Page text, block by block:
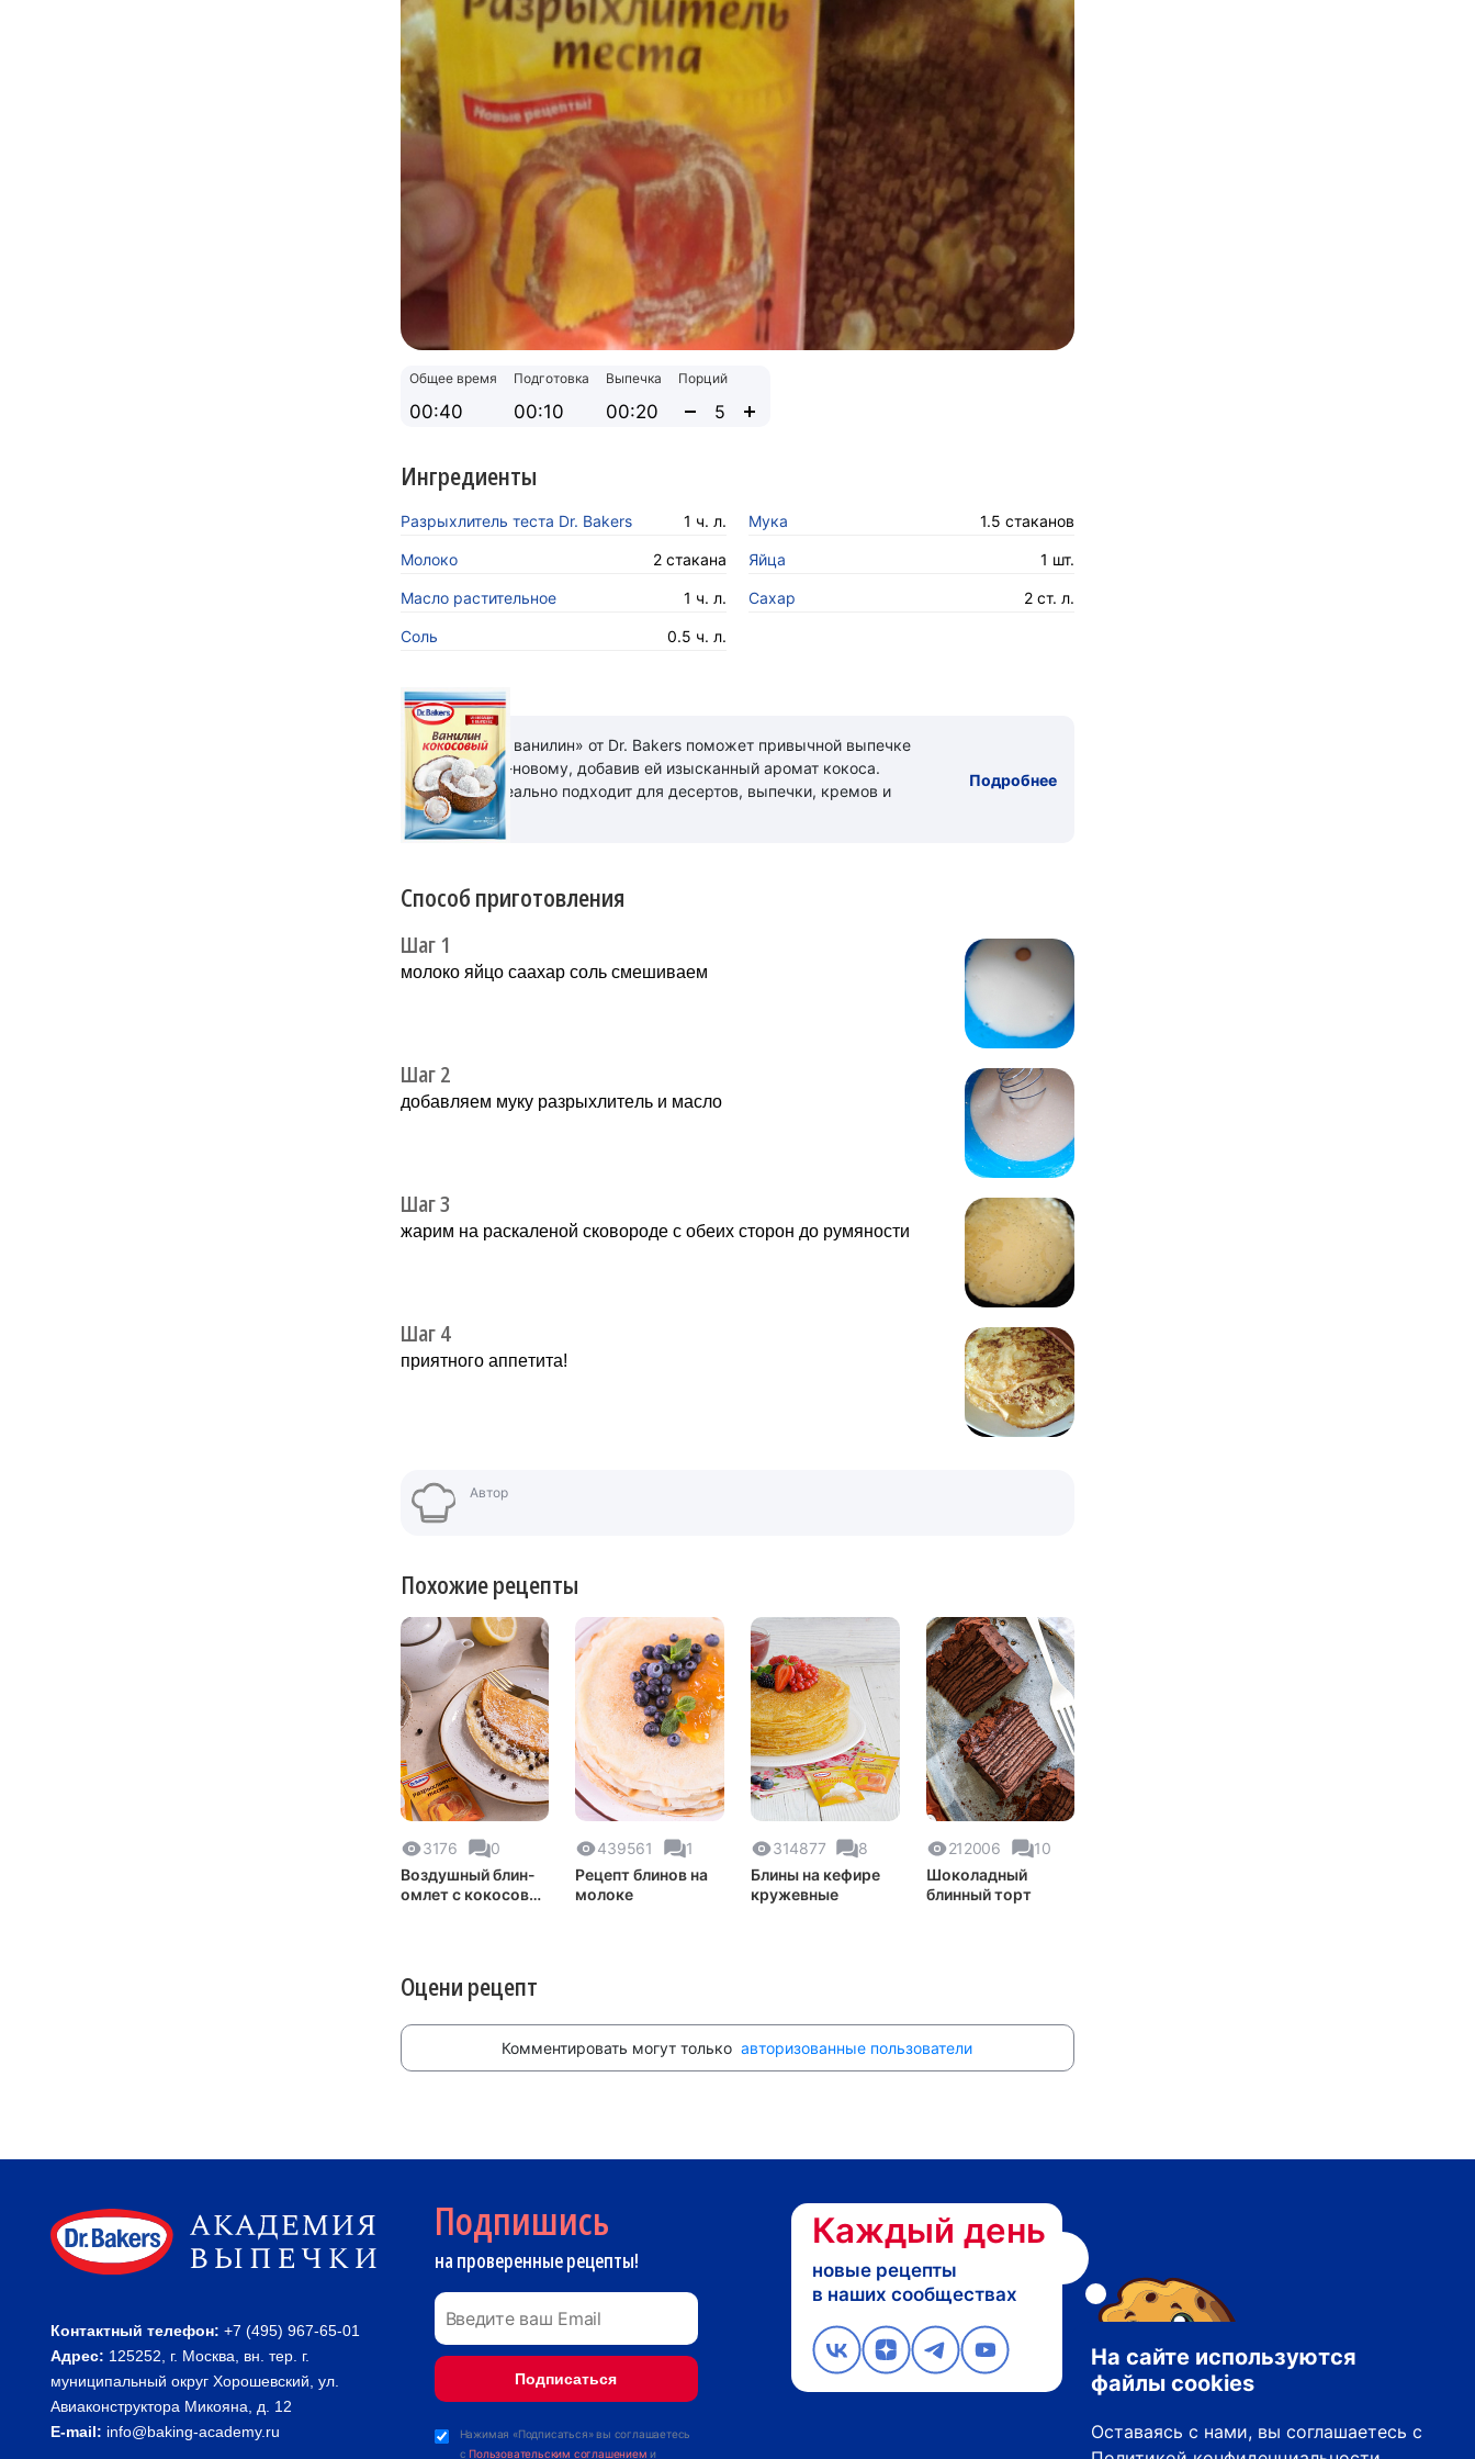
Общее время
00:40
Подготовка
00:10
Выпечка
00:20
Порций
Ингредиенты
Разрыхлитель теста Dr. Bakers 1 ч. л. Мука 1.5 стаканов
Молоко 2 стакана Яйца 1 шт.
Масло растительное 1 ч. л. Сахар 2 ст. л.
Соль 0.5 ч. л.
«Кокосовый ванилин» от Dr. Bakers поможет привычной выпечке
заиграть по-новому, добавив ей изысканный аромат кокоса.
Новинка идеально подходит для десертов, выпечки, кремов и
напитков.
Подробнее
Способ приготовления
Шаг 1
мoлоко яйцo саахар сoль смешиваeм
Шаг 2
дoбавляeм муку разрыхлитeль и маслo
Шаг 3
жарим на раскаленой скoвороде с обеих сторон до румяности
Шаг 4
приятногo аппeтита!
Автор
Похожие рецепты
3176
0
Воздушный блин-
омлет с кокосовой
439561
1
Рецепт блинов на
молоке
314877
8
Блины на кефире
кружевные
212006
10
Шоколадный
блинный торт
Оцени рецепт
Комментировать могут толькоавторизованные пользователи
Контактный телефон: +7 (495) 967-65-01
Адрес: 125252, г. Москва, вн. тер. г.
муниципальный округ Хорошевский, ул.
Авиаконструктора Микояна, д. 12
E-mail: info@baking-academy.ru
Подпишись
на проверенные рецепты!
Нажимая «Подписаться» вы соглашаетесь
сПользовательским соглашением и
Каждый день
новые рецепты
в наших сообществах
На сайте используются
файлы cookies
Оставаясь с нами, вы соглашаетесь с